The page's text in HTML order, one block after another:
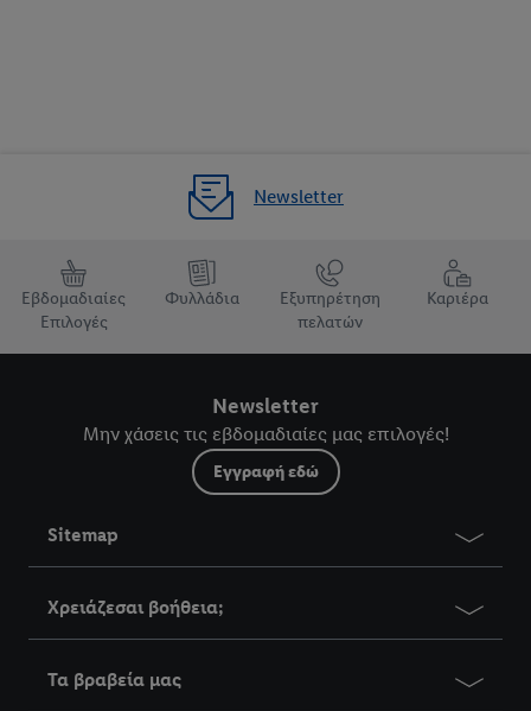
Newsletter
Εβδομαδιαίες
Επιλογές
Φυλλάδια
Εξυπηρέτηση
πελατών
Καριέρα
Newsletter
Μην χάσεις τις εβδομαδιαίες μας επιλογές!
Εγγραφή εδώ
Sitemap
Χρειάζεσαι βοήθεια;
Τα βραβεία μας